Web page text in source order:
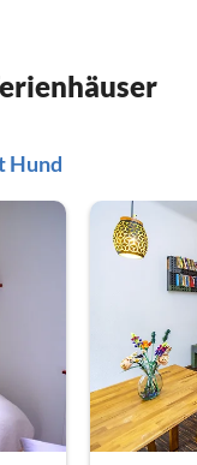
Haus
Hund